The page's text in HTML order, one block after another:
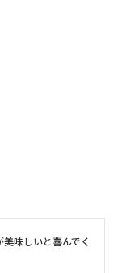
味しいと喜んでく